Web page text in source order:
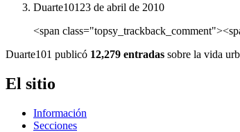
Duarte101 23 de abril de 2010
<span
Duarte101 publicó 12,279 entradas sobre la vida
El sitio
Información
Secciones